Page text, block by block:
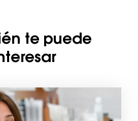
te puede